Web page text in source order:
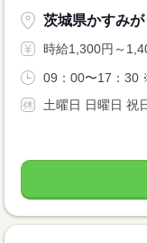
茨城県かすみが
時給1,300円～
09：00〜17：30
土曜日 日曜日 祝